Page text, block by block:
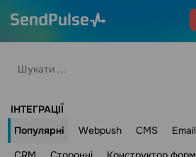
ІНТЕГРАЦІЇ
Популярні
Webpush CMS Email